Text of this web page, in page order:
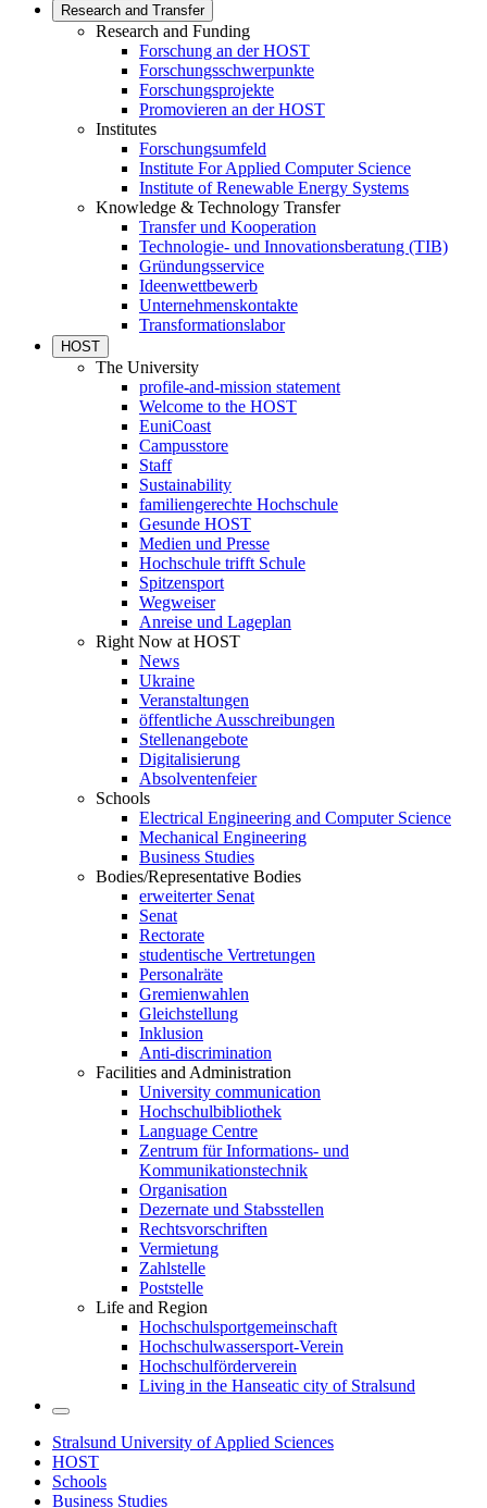
Research and Transfer
Research and Funding
Forschung an der HOST
Forschungsschwerpunkte
Forschungsprojekte
Promovieren an der HOST
Institutes
Forschungsumfeld
Institute For Applied Computer Science
Institute of Renewable Energy Systems
Knowledge & Technology Transfer
Transfer und Kooperation
Technologie- und Innovationsberatung (TIB)
Gründungsservice
Ideenwettbewerb
Unternehmenskontakte
Transformationslabor
HOST
The University
profile-and-mission statement
Welcome to the HOST
EuniCoast
Campusstore
Staff
Sustainability
familiengerechte Hochschule
Gesunde HOST
Medien und Presse
Hochschule trifft Schule
Spitzensport
Wegweiser
Anreise und Lageplan
Right Now at HOST
News
Ukraine
Veranstaltungen
öffentliche Ausschreibungen
Stellenangebote
Digitalisierung
Absolventenfeier
Schools
Electrical Engineering and Computer Science
Mechanical Engineering
Business Studies
Bodies/Representative Bodies
erweiterter Senat
Senat
Rectorate
studentische Vertretungen
Personalräte
Gremienwahlen
Gleichstellung
Inklusion
Anti-discrimination
Facilities and Administration
University communication
Hochschulbibliothek
Language Centre
Zentrum für Informations- und
Kommunikationstechnik
Organisation
Dezernate und Stabsstellen
Rechtsvorschriften
Vermietung
Zahlstelle
Poststelle
Life and Region
Hochschulsportgemeinschaft
Hochschulwassersport-Verein
Hochschulförderverein
Living in the Hanseatic city of Stralsund
Stralsund University of Applied Sciences
HOST
Schools
Business Studies